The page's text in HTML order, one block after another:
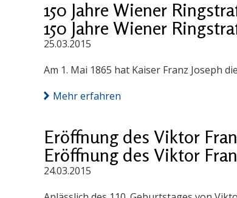
150 Jahre Wiener
150 Jahre Wiener
25.03.2015
Am 1. Mai 1865 hat Kaiser Franz Joseph
Mehr erfahren
Eröffnung des Viktor
Eröffnung des Viktor
24.03.2015